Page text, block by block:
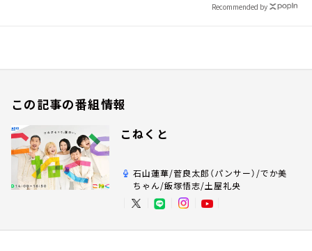
Recommended by
この記事の番組情報
こねくと
石山蓮華/菅良太郎（パンサー）/でか美
ちゃん/飯塚悟志/土屋礼央